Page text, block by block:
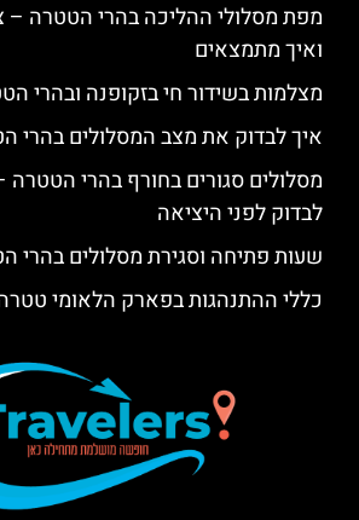
מפת מסלולי ההליכה בהרי הטטרה –
ואיך מתמצאים
מצלמות בשידור חי בזקופנה ובהרי
איך לבדוק את מצב המסלולים בהרי
מסלולים סגורים בחורף בהרי
לבדוק לפני היציאה
שעות פתיחה וסגירת מסלולים בהרי
כללי ההתנהגות בפארק הלאומי